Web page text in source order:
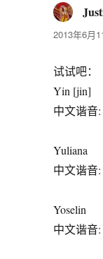
2013年6月
试试吧：
Yin [jin]
中文谐音
Yuliana
中文谐音
Yoselin
中文谐音